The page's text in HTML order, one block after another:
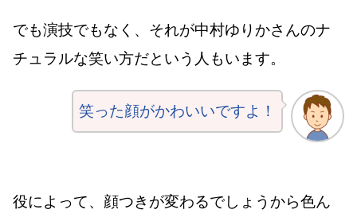
でも演技でもなく、それが中村ゆりかさんのナ
チュラルな笑い方だという人もいます。
笑った顔がかわいいですよ！
役によって、顔つきが変わるでしょうから色ん